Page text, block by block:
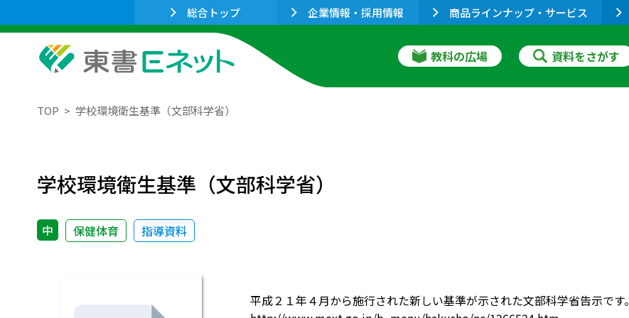
総合トップ 企業情報・採用情報 商品ラインナップ・サービス
教科の広場 資料をさがす
TOP 学校環境衛生基準（文部科学省）
学校環境衛生基準（文部科学省）
中 保健体育 指導資料
平成２１年４月から施行された新しい基準が示された文部科学省告示です。